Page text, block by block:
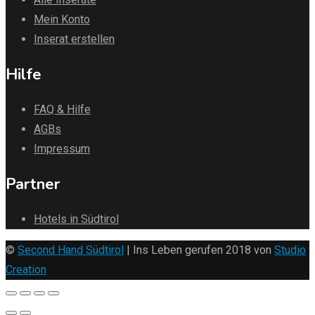
Mein Konto
Inserat erstellen
Hilfe
FAQ & Hilfe
AGBs
Impressum
Partner
Hotels in Südtirol
© Second Hand Südtirol | Ins Leben gerufen 2018 von Studio
Creation